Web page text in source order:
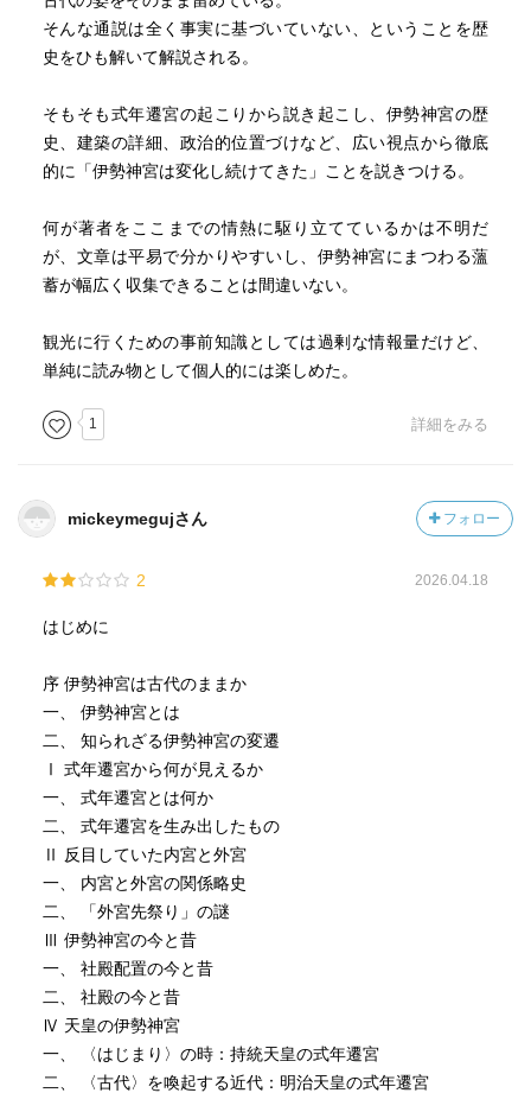
そんな通説は全く事実に基づいていない、ということを歴
史をひも解いて解説される。
そもそも式年遷宮の起こりから説き起こし、伊勢神宮の歴
史、建築の詳細、政治的位置づけなど、広い視点から徹底
的に「伊勢神宮は変化し続けてきた」ことを説きつける。
何が著者をここまでの情熱に駆り立てているかは不明だ
が、文章は平易で分かりやすいし、伊勢神宮にまつわる薀
蓄が幅広く収集できることは間違いない。
観光に行くための事前知識としては過剰な情報量だけど、
単純に読み物として個人的には楽しめた。
1 詳細をみる
mickeymegujさん フォロー
2 2026.04.18
はじめに
序 伊勢神宮は古代のままか
一、 伊勢神宮とは
二、 知られざる伊勢神宮の変遷
Ⅰ 式年遷宮から何が見えるか
一、 式年遷宮とは何か
二、 式年遷宮を生み出したもの
Ⅱ 反目していた内宮と外宮
一、 内宮と外宮の関係略史
二、 「外宮先祭り」の謎
Ⅲ 伊勢神宮の今と昔
一、 社殿配置の今と昔
二、 社殿の今と昔
Ⅳ 天皇の伊勢神宮
一、 〈はじまり〉の時：持統天皇の式年遷宮
二、 〈古代〉を喚起する近代：明治天皇の式年遷宮